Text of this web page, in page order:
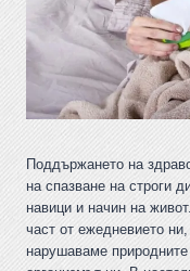
Поддържането на
на спазване на строги
навици и начин на
част от ежедневието
нарушаваме